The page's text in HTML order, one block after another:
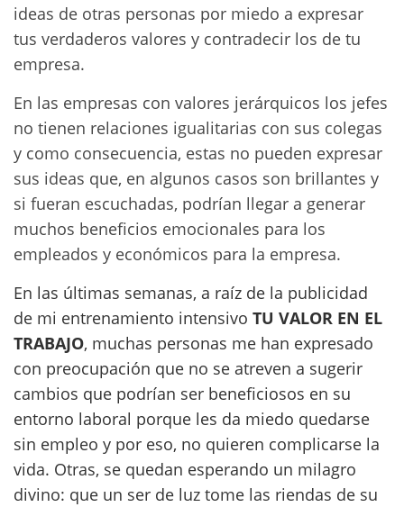
ideas de otras personas por miedo a expresar
tus verdaderos valores y contradecir los de tu
empresa.
En las empresas con valores jerárquicos los jefes
no tienen relaciones igualitarias con sus colegas
y como consecuencia, estas no pueden expresar
sus ideas que, en algunos casos son brillantes y
si fueran escuchadas, podrían llegar a generar
muchos beneficios emocionales para los
empleados y económicos para la empresa.
En las últimas semanas, a raíz de la publicidad
de mi entrenamiento intensivo TU VALOR EN EL
TRABAJO, muchas personas me han expresado
con preocupación que no se atreven a sugerir
cambios que podrían ser beneficiosos en su
entorno laboral porque les da miedo quedarse
sin empleo y por eso, no quieren complicarse la
vida. Otras, se quedan esperando un milagro
divino: que un ser de luz tome las riendas de su